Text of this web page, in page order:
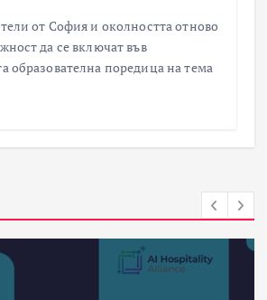
от София и околността отново
да се включат във
образователна поредица на тема